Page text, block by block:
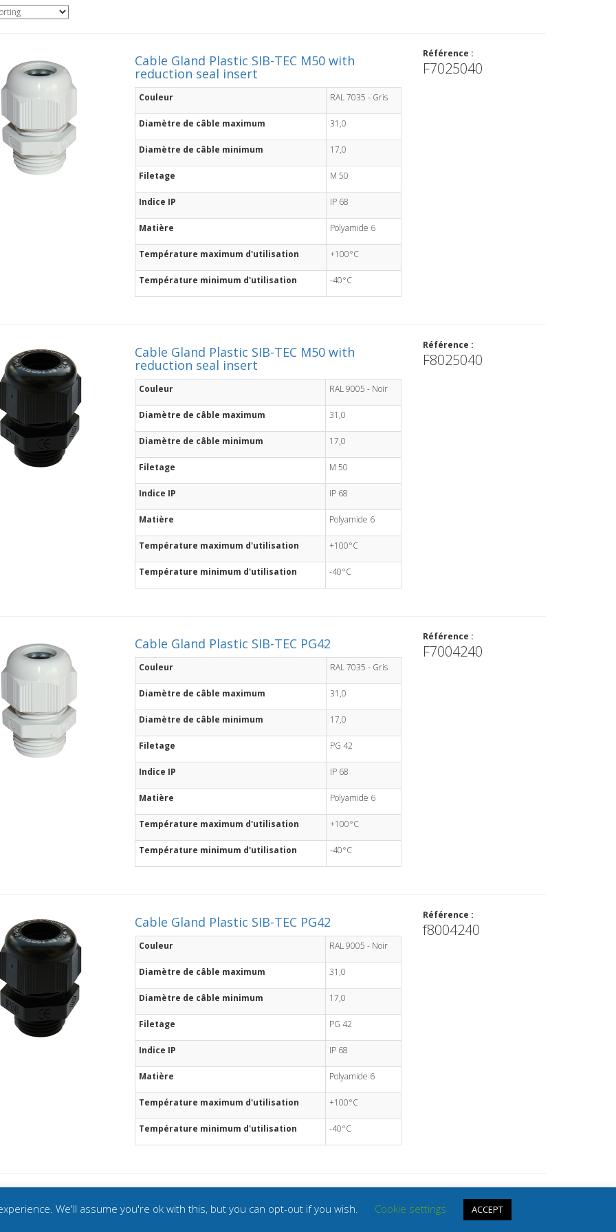
Cable Gland Plastic SIB-TEC M50 with
reduction seal insert
Couleur RAL 7035 - Gris
Diamètre de câble maximum 31,0
Diamètre de câble minimum 17,0
Filetage M 50
Indice IP IP 68
Matière Polyamide 6
Température maximum d'utilisation +100°C
Température minimum d'utilisation -40°C
Référence :
F7025040
Cable Gland Plastic SIB-TEC M50 with
reduction seal insert
Couleur RAL 9005 - Noir
Diamètre de câble maximum 31,0
Diamètre de câble minimum 17,0
Filetage M 50
Indice IP IP 68
Matière Polyamide 6
Température maximum d'utilisation +100°C
Température minimum d'utilisation -40°C
Référence :
F8025040
Cable Gland Plastic SIB-TEC PG42
Couleur RAL 7035 - Gris
Diamètre de câble maximum 31,0
Diamètre de câble minimum 17,0
Filetage PG 42
Indice IP IP 68
Matière Polyamide 6
Température maximum d'utilisation +100°C
Température minimum d'utilisation -40°C
Référence :
F7004240
Cable Gland Plastic SIB-TEC PG42
Couleur RAL 9005 - Noir
Diamètre de câble maximum 31,0
Diamètre de câble minimum 17,0
Filetage PG 42
Indice IP IP 68
Matière Polyamide 6
Température maximum d'utilisation +100°C
Température minimum d'utilisation -40°C
Référence :
f8004240
Ce site est réalisé par BMS Engineering
We'll assume you're ok with this, but you can opt-out if you wish. Cookie settings ACCEPT